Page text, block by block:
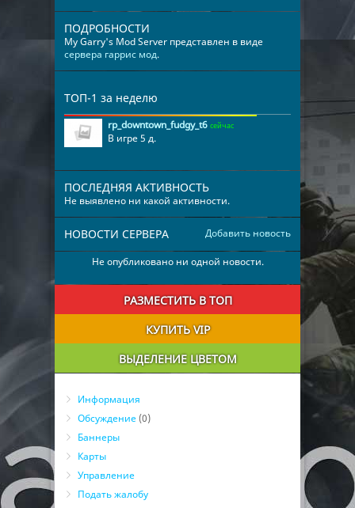
ПОДРОБНОСТИ
My Garry's Mod Server представлен в виде
сервера гаррис мод.
ТОП-1 за неделю
rp_downtown_fudgy_t6 сейчас
В игре 5 д.
ПОСЛЕДНЯЯ АКТИВНОСТЬ
Не выявлено ни какой активности.
Добавить новость
НОВОСТИ СЕРВЕРА
Не опубликовано ни одной новости.
РАЗМЕСТИТЬ В ТОП
КУПИТЬ VIP
ВЫДЕЛЕНИЕ ЦВЕТОМ
Информация
Обсуждение (0)
Баннеры
Карты
Управление
Подать жалобу